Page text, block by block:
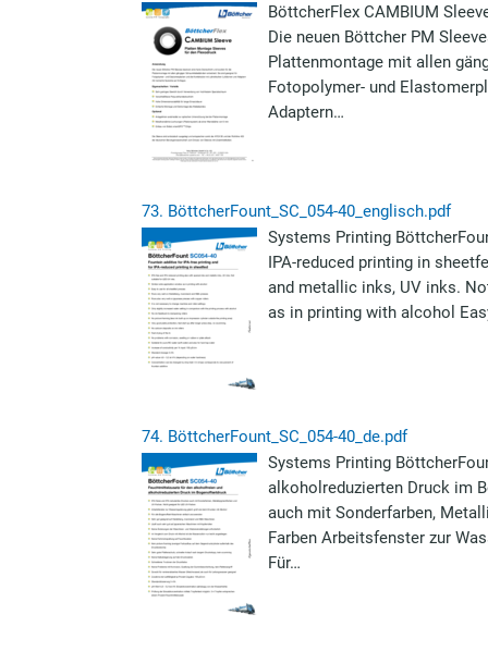
BöttcherFlex CAMBIUM
Die neuen Böttcher PM
Plattenmontage mit allen
Fotopolymer- und
Adaptern…
73. BöttcherFount_SC_054-40_englisch.pdf
Systems Printing
IPA-reduced printing in
and metallic inks, UV inks.
as in printing with alcohol
74. BöttcherFount_SC_054-40_de.pdf
Systems Printing
alkoholreduzierten Druck im
auch mit Sonderfarben,
Farben Arbeitsfenster zur
Für…